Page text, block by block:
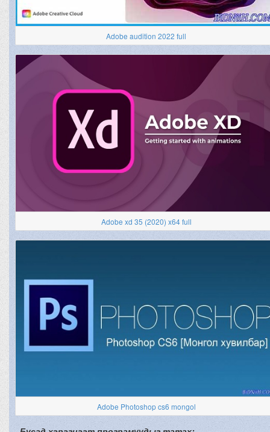
Adobe audition 2022 full
Adobe xd 35 (2020) x64 full
Adobe Photoshop cs6 mongol